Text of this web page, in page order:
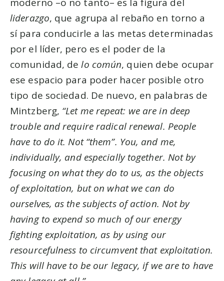
liderazgo, que agrupa al rebaño en torno a
sí para conducirle a las metas determinadas
por el líder, pero es el poder de la
comunidad, delo común, quien debe ocupar
ese espacio para poder hacer posible otro
tipo de sociedad. De nuevo, en palabras de
Mintzberg, “Let me repeat: we are in deep
trouble and require radical renewal. People
have to do it. Not “them”. You, and me,
individually, and especially together. Not by
focusing on what they do to us, as the objects
of exploitation, but on what we can do
ourselves, as the subjects of action. Not by
having to expend so much of our energy
fighting exploitation, as by using our
resourcefulness to circumvent that exploitation.
This will have to be our legacy, if we are to have